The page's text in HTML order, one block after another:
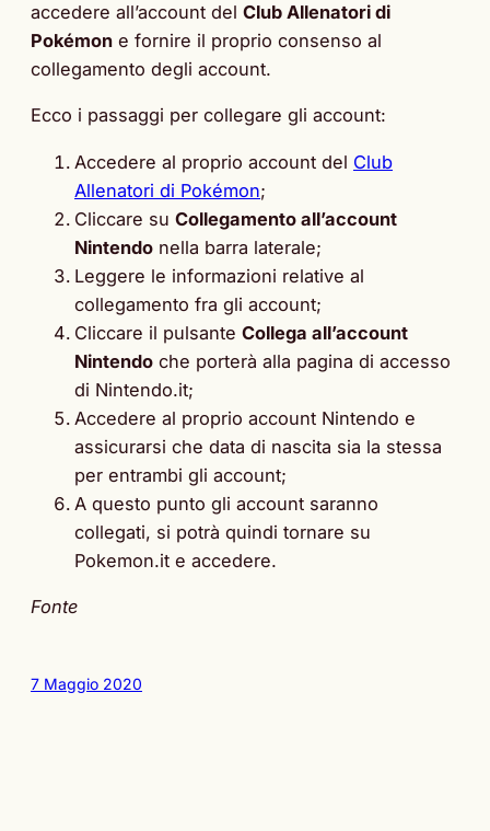
accedere all’account del Club Allenatori di
Pokémon e fornire il proprio consenso al
collegamento degli account.
Ecco i passaggi per collegare gli account:
Accedere al proprio account del Club
Allenatori di Pokémon;
Cliccare su Collegamento all’account
Nintendo nella barra laterale;
Leggere le informazioni relative al
collegamento fra gli account;
Cliccare il pulsante Collega all’account
Nintendo che porterà alla pagina di accesso
di Nintendo.it;
Accedere al proprio account Nintendo e
assicurarsi che data di nascita sia la stessa
per entrambi gli account;
A questo punto gli account saranno
collegati, si potrà quindi tornare su
Pokemon.it e accedere.
Fonte
7 Maggio 2020